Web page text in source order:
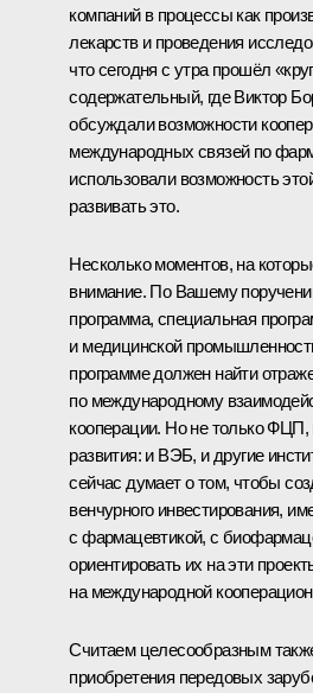
компаний в процессы как
лекарств и проведения
что сегодня с утра прошёл
содержательный, где Виктор
обсуждали возможности
международных связей по
использовали возможность
развивать это.
Несколько моментов, на
внимание. По Вашему
программа, специальная
и медицинской
программе должен найти
по международному
кооперации. Но не только
развития: и ВЭБ, и другие
сейчас думает о том, чтобы
венчурного инвестирования,
с фармацевтикой, с
ориентировать их на эти
на международной
Считаем целесообразным
приобретения передовых